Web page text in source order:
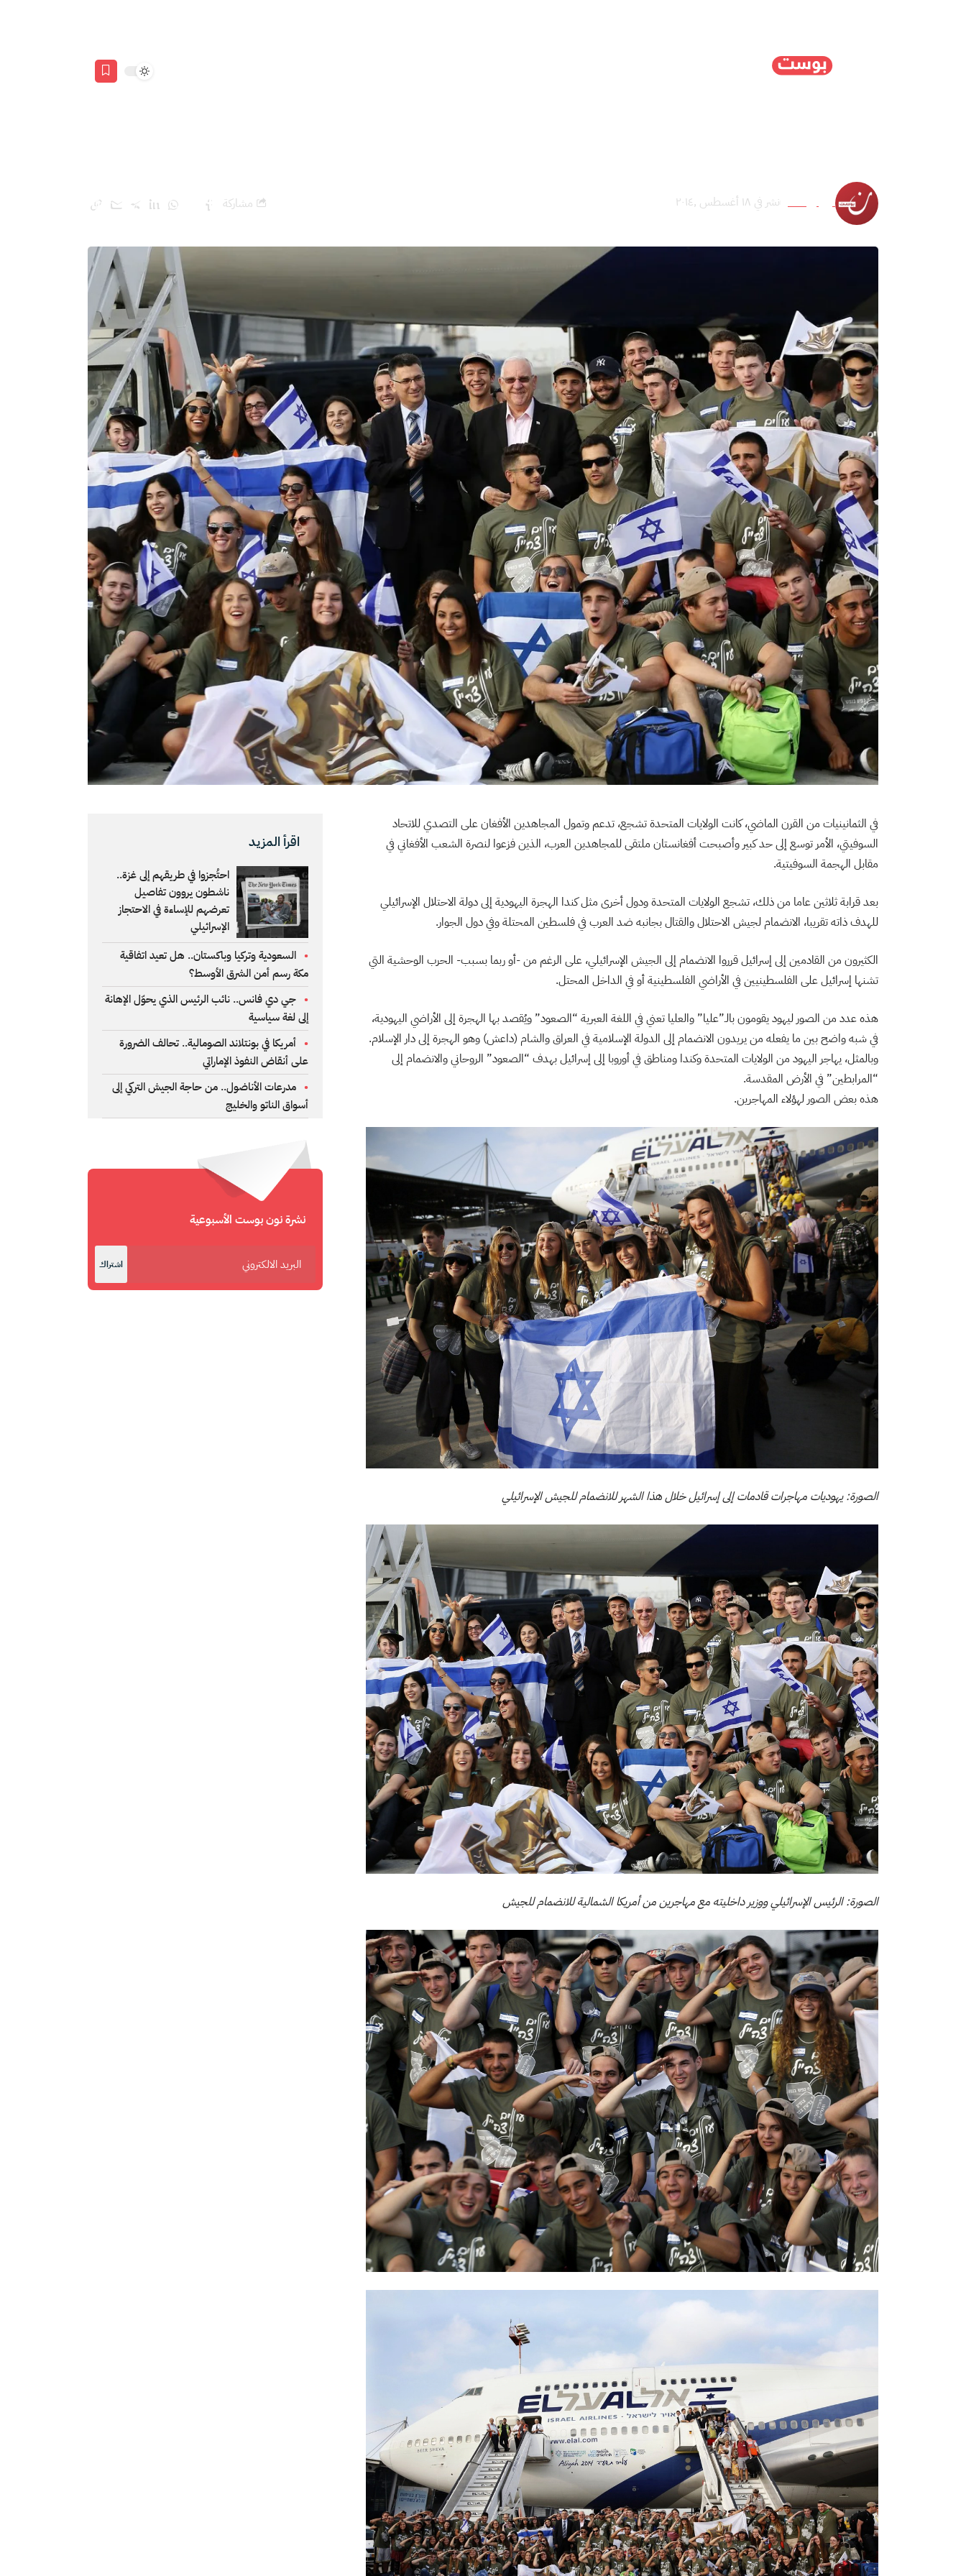
نون بوست نشر في ١٨ أغسطس ,٢٠١٤ مشاركة
في الثمانينيات من القرن الماضي، كانت الولايات المتحدة تشجع، تدعم وتمول المجاهدين الأفغان على التصدي للاتحاد
السوفيتي، الأمر توسع إلى حد كبير وأصبحت أفغانستان ملتقى للمجاهدين العرب، الذين فزعوا لنصرة الشعب الأفغاني في
مقابل الهجمة السوفيتية.
بعد قرابة ثلاثين عاما من ذلك، تشجع الولايات المتحدة ودول أخرى مثل كندا الهجرة اليهودية إلى دولة الاحتلال الإسرائيلي
للهدف ذاته تقريبا، الانضمام لجيش الاحتلال والقتال بجانبه ضد العرب في فلسطين المحتلة وفي دول الجوار.
الكثيرون من القادمين إلى إسرائيل قرروا الانضمام إلى الجيش الإسرائيلي، على الرغم من -أو ربما بسبب- الحرب الوحشية التي
تشنها إسرائيل على الفلسطينيين في الأراضي الفلسطينية أو في الداخل المحتل.
هذه عدد من الصور ليهود يقومون بالـ”عليا” والعليا تعني في اللغة العبرية “الصعود” ويُقصد بها الهجرة إلى الأراضي اليهودية،
في شبه واضح بين ما يفعله من يريدون الانضمام إلى الدولة الإسلامية في العراق والشام (داعش) وهو الهجرة إلى دار الإسلام.
وبالمثل، يهاجر اليهود من الولايات المتحدة وكندا ومناطق في أوروبا إلى إسرائيل بهدف “الصعود” الروحاني والانضمام إلى
“المرابطين” في الأرض المقدسة.
هذه بعض الصور لهؤلاء المهاجرين.
الصورة: يهوديات مهاجرات قادمات إلى إسرائيل خلال هذا الشهر للانضمام للجيش الإسرائيلي
الصورة: الرئيس الإسرائيلي ووزير داخليته مع مهاجرين من أمريكا الشمالية للانضمام للجيش
اقرأ المزيد
احتُجزوا في طريقهم إلى غزة..
ناشطون يروون تفاصيل
تعرضهم للإساءة في الاحتجاز
الإسرائيلي
السعودية وتركيا وباكستان.. هل تعيد اتفاقية
مكة رسم أمن الشرق الأوسط؟
جي دي فانس.. نائب الرئيس الذي يحوّل الإهانة
إلى لغة سياسية
أمريكا في بونتلاند الصومالية.. تحالف الضرورة
على أنقاض النفوذ الإماراتي
مدرعات الأناضول.. من حاجة الجيش التركي إلى
أسواق الناتو والخليج
نشرة نون بوست الأسبوعية
اشتراك